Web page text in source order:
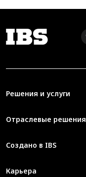
Решения и услуги
Отраслевые решения
Создано в IBS
Карьера